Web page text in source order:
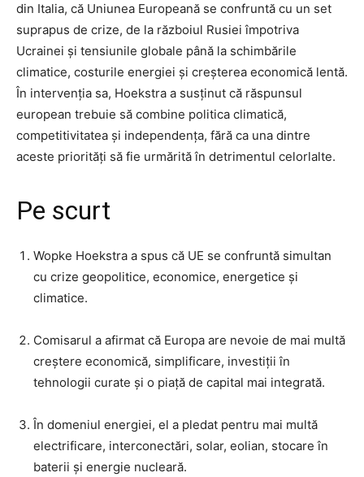
din Italia, că Uniunea Europeană se confruntă cu un set
suprapus de crize, de la războiul Rusiei împotriva
Ucrainei și tensiunile globale până la schimbările
climatice, costurile energiei și creșterea economică lentă.
În intervenția sa, Hoekstra a susținut că răspunsul
european trebuie să combine politica climatică,
competitivitatea și independența, fără ca una dintre
aceste priorități să fie urmărită în detrimentul celorlalte.
Pe scurt
Wopke Hoekstra a spus că UE se confruntă simultan
cu crize geopolitice, economice, energetice și
climatice.
Comisarul a afirmat că Europa are nevoie de mai multă
creștere economică, simplificare, investiții în
tehnologii curate și o piață de capital mai integrată.
În domeniul energiei, el a pledat pentru mai multă
electrificare, interconectări, solar, eolian, stocare în
baterii și energie nucleară.